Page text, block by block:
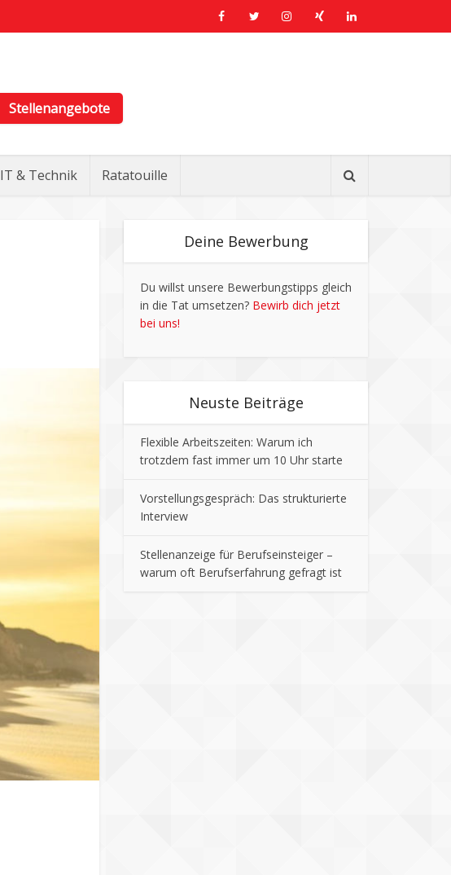
IT & Technik Ratatouille
Stellenangebote
Deine Bewerbung
Du willst unsere Bewerbungstipps gleich
in die Tat umsetzen? Bewirb dich jetzt
bei uns!
Neuste Beiträge
Flexible Arbeitszeiten: Warum ich
trotzdem fast immer um 10 Uhr starte
Vorstellungsgespräch: Das strukturierte
Interview
Stellenanzeige für Berufseinsteiger –
warum oft Berufserfahrung gefragt ist